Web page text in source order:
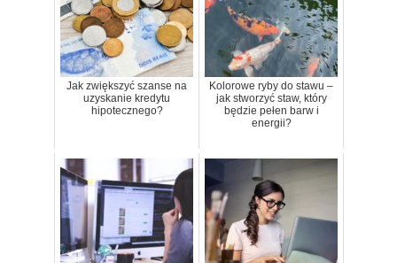
Jak zwiększyć szanse na
uzyskanie kredytu
hipotecznego?
Kolorowe ryby do stawu –
jak stworzyć staw, który
będzie pełen barw i
energii?